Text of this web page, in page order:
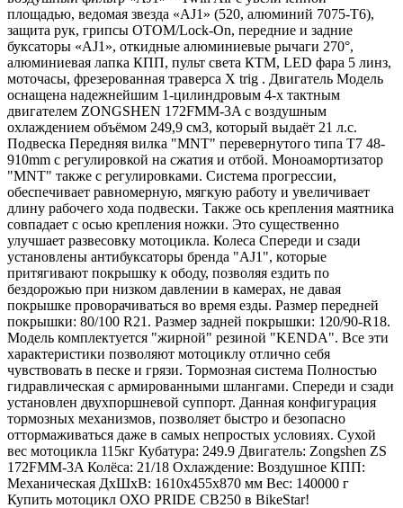
площадью, ведомая звезда «AJ1» (520, алюминий 7075-Т6),
защита рук, грипсы OTOM/Lock-On, передние и задние
буксаторы «AJ1», откидные алюминиевые рычаги 270°,
алюминиевая лапка КПП, пульт света КТМ, LED фара 5 линз,
моточасы, фрезерованная траверса X trig . Двигатель Модель
оснащена надежнейшим 1-цилиндровым 4-х тактным
двигателем ZONGSHEN 172FMM-3A с воздушным
охлаждением объёмом 249,9 см3, который выдаёт 21 л.с.
Подвеска Передняя вилка "MNT" перевернутого типа T7 48-
910mm с регулировкой на сжатия и отбой. Моноамортизатор
"MNT" также с регулировками. Система прогрессии,
обеспечивает равномерную, мягкую работу и увеличивает
длину рабочего хода подвески. Также ось крепления маятника
совпадает с осью крепления ножки. Это существенно
улучшает развесовку мотоцикла. Колеса Спереди и сзади
установлены антибуксаторы бренда "AJ1", которые
притягивают покрышку к ободу, позволяя ездить по
бездорожью при низком давлении в камерах, не давая
покрышке проворачиваться во время езды. Размер передней
покрышки: 80/100 R21. Размер задней покрышки: 120/90-R18.
Модель комплектуется "жирной" резиной "KENDA". Все эти
характеристики позволяют мотоциклу отлично себя
чувствовать в песке и грязи. Тормозная система Полностью
гидравлическая с армированными шлангами. Спереди и сзади
установлен двухпоршневой суппорт. Данная конфигурация
тормозных механизмов, позволяет быстро и безопасно
оттормаживаться даже в самых непростых условиях. Сухой
вес мотоцикла 115кг Кубатура: 249.9 Двигатель: Zongshen ZS
172FMM-3A Колёса: 21/18 Охлаждение: Воздушное КПП:
Механическая ДxШxВ: 1610x455x870 мм Вес: 140000 г
Купить мотоцикл ОХО PRIDE CB250 в BikeStar!